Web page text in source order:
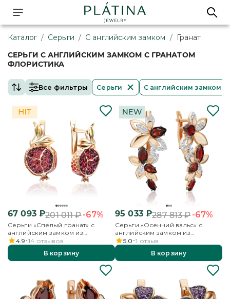
Каталог / Серьги / С английским замком / Гранат
СЕРЬГИ С АНГЛИЙСКИМ ЗАМКОМ С ГРАНАТОМ
ФЛОРИСТИКА
Все фильтры Серьги С английским замком
67 093₽201 011₽-67%
Серьги «Спелый гранат» с
английским замком из
красного золота с гранатами и
эмалью
4.9 14 отзывов
В корзину
95 033₽287 813₽-67%
Серьги «Осенний вальс» с
английским замком из
красного золота с гранатами и
бесцветными топазами
5.0 1 отзыв
В корзину